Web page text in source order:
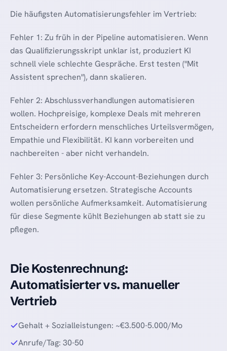
Die häufigsten Automatisierungsfehler im Vertrieb:
Fehler 1: Zu früh in der Pipeline automatisieren. Wenn
das Qualifizierungsskript unklar ist, produziert KI
schnell viele schlechte Gespräche. Erst testen ("Mit
Assistent sprechen"), dann skalieren.
Fehler 2: Abschlussverhandlungen automatisieren
wollen. Hochpreisige, komplexe Deals mit mehreren
Entscheidern erfordern menschliches Urteilsvermögen,
Empathie und Flexibilität. KI kann vorbereiten und
nachbereiten - aber nicht verhandeln.
Fehler 3: Persönliche Key-Account-Beziehungen durch
Automatisierung ersetzen. Strategische Accounts
wollen persönliche Aufmerksamkeit. Automatisierung
für diese Segmente kühlt Beziehungen ab statt sie zu
pflegen.
Die Kostenrechnung:
Automatisierter vs. manueller
Vertrieb
Gehalt + Sozialleistungen: ~€3.500-5.000/Mo
Anrufe/Tag: 30-50